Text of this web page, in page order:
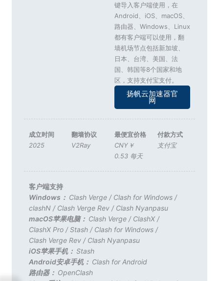
键导入客户端使用，在
Android、iOS、macOS、
路由器、Windows、Linux
都有客户端可以使用，翻
墙机场节点包括新加坡、
日本、台湾、美国、法
国、韩国等8个国家和地
区，支持支付宝支付。
扬帆云加速器官
网
成立时间
2025
翻墙协议
V2Ray
最便宜价格
CNY￥
0.53 每天
付款方式
支付宝
客户端支持
Windows： Clash Verge/ Clash for Windows/
clashN/ Clash Verge Rev/ Clash Nyanpasu
macOS苹果电脑： Clash Verge/ ClashX/
ClashX Pro/Stash/ Clash for Windows/
Clash Verge Rev/ Clash Nyanpasu
iOS苹果手机： Stash
Android安卓手机： Clash for Android
路由器： OpenClash